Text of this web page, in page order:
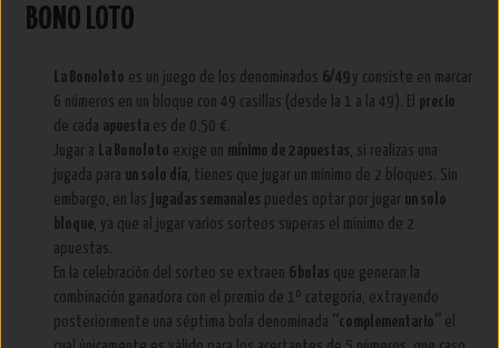
BONO LOTO
La Bonoloto es un juego de los denominados 6/49y consiste en marcar
6 números en un bloque con 49 casillas (desde la 1 a la 49). El precio
de cada apuesta es de 0.50 €.
Jugar a La Bonoloto exige un mínimo de 2 apuestas, si realizas una
jugada para un solo día, tienes que jugar un mínimo de 2 bloques. Sin
embargo, en las jugadas semanales puedes optar por jugar un solo
bloque, ya que al jugar varios sorteos superas el mínimo de 2
apuestas.
En la celebración del sorteo se extraen 6 bolas que generan la
combinación ganadora con el premio de 1º categoría, extrayendo
posteriormente una séptima bola denominada
“complementario” el